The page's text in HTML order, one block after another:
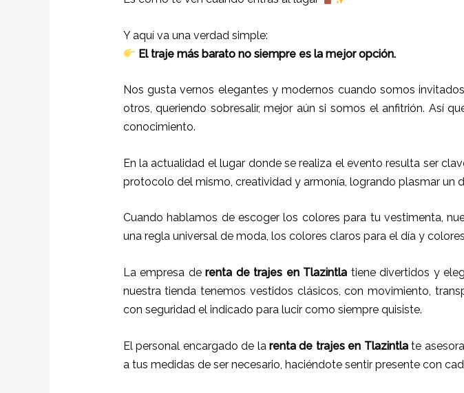
Y aquí va una verdad simple:
El traje más barato no siempre es la mejor opción.
Nos gusta vernos elegantes y modernos cuando somos
otros, queriendo sobresalir, mejor aún si somos el anfitrión. Así
conocimiento.
En la actualidad el lugar donde se realiza el evento resulta ser
protocolo del mismo, creatividad y armonía, logrando plasmar un
Cuando hablamos de escoger los colores para tu vestimenta,
una regla universal de moda, los colores claros para el día y
La empresa derenta de trajes en Tlazintla tiene divertidos y
nuestra tienda tenemos vestidos clásicos, con movimiento,
con seguridad el indicado para lucir como siempre quisiste.
El personal encargado de la renta de trajes en Tlazintlate
a tus medidas de ser necesario, haciéndote sentir presente con